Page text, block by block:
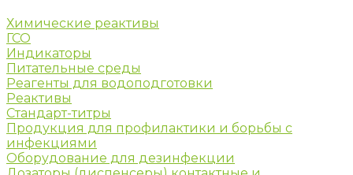
Химические реактивы
ГСО
Индикаторы
Питательные среды
Реагенты для водоподготовки
Реактивы
Стандарт-титры
Продукция для профилактики и борьбы с
инфекциями
Оборудование для дезинфекции